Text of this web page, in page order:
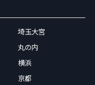
埼玉大宮
丸の内
横浜
京都